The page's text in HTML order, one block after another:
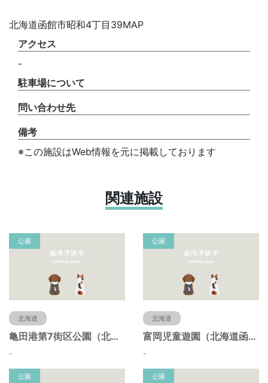
北海道函館市昭和4丁目39MAP
アクセス
-
駐車場について
問い合わせ先
備考
※この施設はWeb情報を元に掲載しております
関連施設
公園
北海道
亀田港第7街区公園（北海道函館市）
-
公園
北海道
富岡児童遊園（北海道函館市）
-
公園 公園